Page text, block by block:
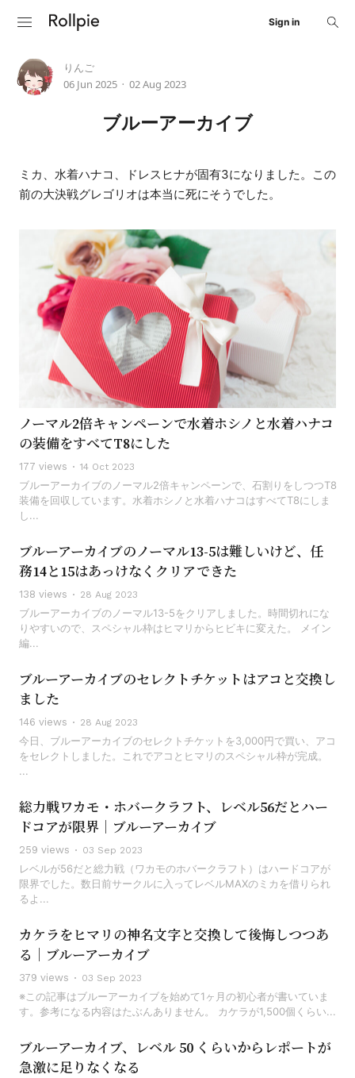
Sign in
りんご
06 Jun 2025 • 02 Aug 2023
ブルーアーカイブ
ミカ、水着ハナコ、ドレスヒナが固有3になりました。この
前の大決戦グレゴリオは本当に死にそうでした。
ノーマル2倍キャンペーンで水着ホシノと水着ハナコ
の装備をすべてT8にした
177 views 14 Oct 2023
ブルーアーカイブのノーマル2倍キャンペーンで、石割りをしつつT8
装備を回収しています。水着ホシノと水着ハナコはすべてT8にしま
し...
ブルーアーカイブのノーマル13-5は難しいけど、任
務14と15はあっけなくクリアできた
138 views 28 Aug 2023
ブルーアーカイブのノーマル13-5をクリアしました。時間切れにな
りやすいので、スペシャル枠はヒマリからヒビキに変えた。 メイン
編...
ブルーアーカイブのセレクトチケットはアコと交換し
ました
146 views 28 Aug 2023
今日、ブルーアーカイブのセレクトチケットを3,000円で買い、アコ
をセレクトしました。これでアコとヒマリのスペシャル枠が完成。
...
総力戦ワカモ・ホバークラフト、レベル56だとハー
ドコアが限界｜ブルーアーカイブ
259 views 03 Sep 2023
レベルが56だと総力戦（ワカモのホバークラフト）はハードコアが
限界でした。数日前サークルに入ってレベルMAXのミカを借りられ
るよ...
カケラをヒマリの神名文字と交換して後悔しつつあ
る｜ブルーアーカイブ
379 views 03 Sep 2023
※この記事はブルーアーカイブを始めて1ヶ月の初心者が書いていま
す。参考になる内容はたぶんありません。 カケラが1,500個くらい...
ブルーアーカイブ、レベル 50 くらいからレポートが
急激に足りなくなる